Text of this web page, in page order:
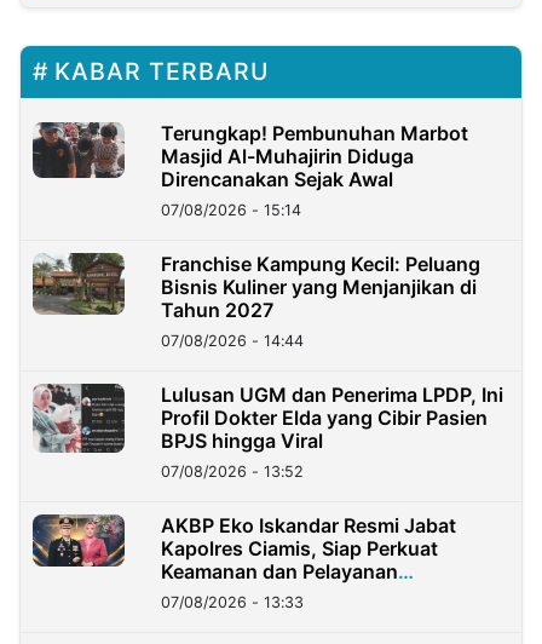
KABAR TERBARU
Terungkap! Pembunuhan Marbot
Masjid Al-Muhajirin Diduga
Direncanakan Sejak Awal
07/08/2026 - 15:14
Franchise Kampung Kecil: Peluang
Bisnis Kuliner yang Menjanjikan di
Tahun 2027
07/08/2026 - 14:44
Lulusan UGM dan Penerima LPDP, Ini
Profil Dokter Elda yang Cibir Pasien
BPJS hingga Viral
07/08/2026 - 13:52
AKBP Eko Iskandar Resmi Jabat
Kapolres Ciamis, Siap Perkuat
Keamanan dan Pelayanan
Masyarakat
07/08/2026 - 13:33